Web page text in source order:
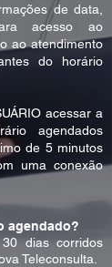
de data,
acesso ao
ao atendimento
do horário
acessar a
agendados
de 5 minutos
uma conexão
agendado?
dias corridos
Teleconsulta.